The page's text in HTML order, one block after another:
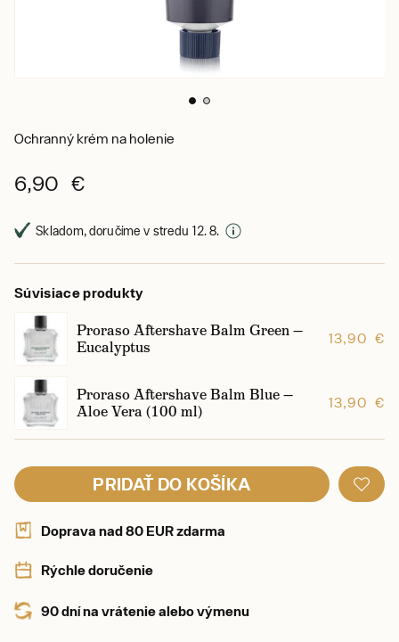
Ochranný krém na holenie
6,90 €
Skladom, doručíme v stredu 12. 8.
Súvisiace produkty
Proraso Aftershave Balm Green —
Eucalyptus
13,90 €
Proraso Aftershave Balm Blue —
Aloe Vera (100 ml)
13,90 €
PRIDAŤ DO KOŠÍKA
Doprava nad 80 EUR zdarma
Rýchle doručenie
90 dní na vrátenie alebo výmenu